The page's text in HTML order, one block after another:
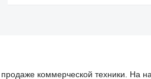
коммерческой техники. На